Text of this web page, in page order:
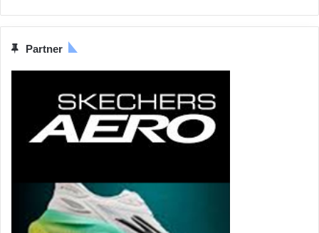
Partner